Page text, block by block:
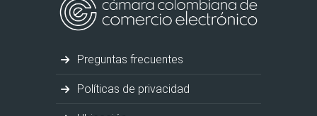
Preguntas frecuentes
Políticas de privacidad